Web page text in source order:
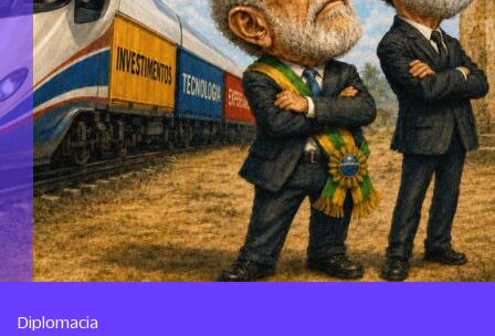
Diplomacia